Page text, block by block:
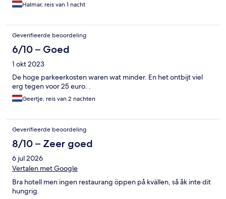
Halmar, reis van 1 nacht
Geverifieerde beoordeling
6/10 – Goed
1 okt 2023
De hoge parkeerkosten waren wat minder. En het ontbijt viel
erg tegen voor 25 euro. .
Geertje, reis van 2 nachten
Geverifieerde beoordeling
8/10 – Zeer goed
6 jul 2026
Vertalen met Google
Bra hotell men ingen restaurang öppen på kvällen, så åk inte dit
hungrig.